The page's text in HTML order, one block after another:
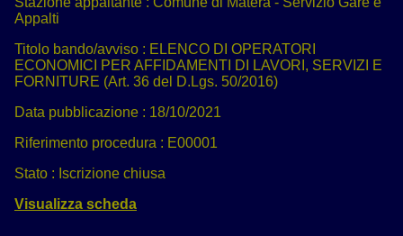
Appalti
Titolo bando/avviso : ELENCO DI OPERATORI
ECONOMICI PER AFFIDAMENTI DI LAVORI, SERVIZI E
FORNITURE (Art. 36 del D.Lgs. 50/2016)
Data pubblicazione : 18/10/2021
Riferimento procedura : E00001
Stato : Iscrizione chiusa
Visualizza scheda